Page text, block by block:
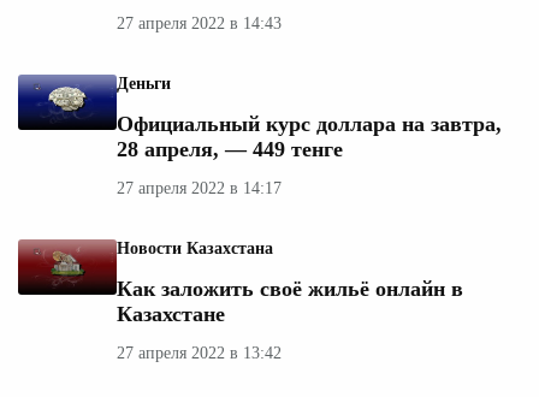
27 апреля 2022 в 14:43
Деньги
Официальный курс доллара на завтра,
28 апреля, — 449 тенге
27 апреля 2022 в 14:17
Новости Казахстана
Как заложить своё жильё онлайн в
Казахстане
27 апреля 2022 в 13:42